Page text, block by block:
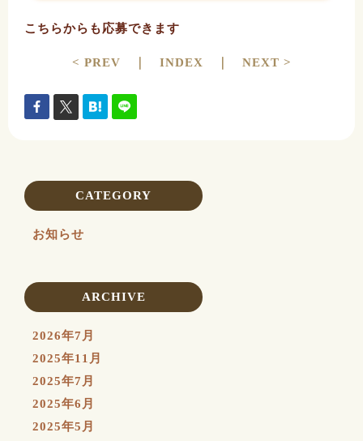
こちらからも応募できます
< PREV INDEX NEXT >
CATEGORY
お知らせ
ARCHIVE
2026年7月
2025年11月
2025年7月
2025年6月
2025年5月